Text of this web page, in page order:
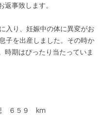
事致します。
入り、妊娠中の体に異変がお
子を出産しました。その時か
時期はぴったり当たっていま
６５９ km